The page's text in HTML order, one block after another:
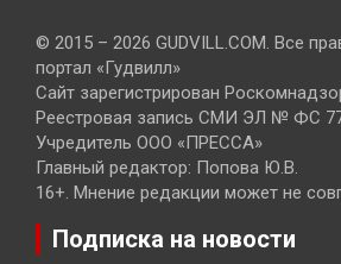
© 2015 – 2026 GUDVILL.COM. Все
портал «Гудвилл»
Сайт зарегистрирован
Реестровая запись СМИ ЭЛ № ФС
Учредитель ООО «ПРЕССА»
Главный редактор: Попова Ю.В.
16+. Мнение редакции может не
Подписка на новости